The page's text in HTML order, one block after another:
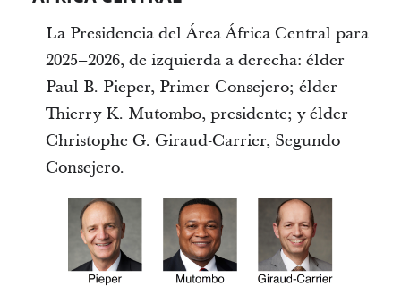
La Presidencia del Área África Central para
2025–2026, de izquierda a derecha: élder
Paul B. Pieper, Primer Consejero; élder
Thierry K. Mutombo, presidente; y élder
Christophe G. Giraud-Carrier, Segundo
Consejero.